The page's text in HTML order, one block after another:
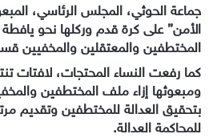
جماعة الحوثي، المجلس الرئاسي،
الأمن” على كرة قدم وركلها نحو
المختطفين والمعتقلين والمخفيين
كما رفعت النساء المحتجات، لافتات
ومبعوثها إزاء ملف المختطفين
بتحقيق العدالة للمختطفين وتقديم
للمحاكمة العدالة.